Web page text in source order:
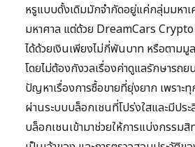
หรูแบบดั้งเดิมมักจำกัดอยู่แค่กลุ่มมหา
มหาศาล แต่ด้วย DreamCars
ได้ด้วยเงินเพียงไม่กี่พันบาท หรือตามมู
โดยไม่ต้องกังวลเรื่องค่าดูแลรักษารถ
ปัญหาเรื่องการซื้อขายที่ยุ่งยาก เพราะ
ผ่านระบบบล็อกเชนที่โปร่งใสและมีปร
บล็อกเชนเข้ามาช่วยให้การแบ่งกรรมสิ